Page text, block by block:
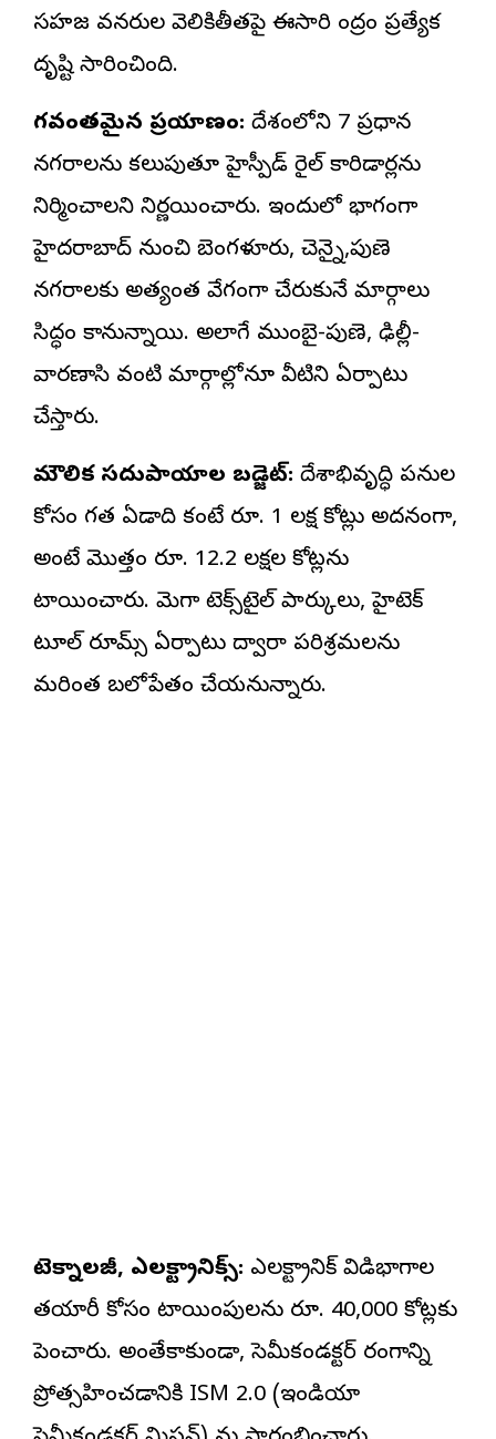
సహజ వనరుల వెలికితీతపై ఈసారి కేంద్రం ప్రత్యేక
దృష్టి సారించింది.
వేగవంతమైన ప్రయాణం: దేశంలోని 7 ప్రధాన
నగరాలను కలుపుతూ హైస్పీడ్ రైల్ కారిడార్లను
నిర్మించాలని నిర్ణయించారు. ఇందులో భాగంగా
హైదరాబాద్ నుంచి బెంగళూరు, చెన్నై,పుణె
నగరాలకు అత్యంత వేగంగా చేరుకునే మార్గాలు
సిద్ధం కానున్నాయి. అలాగే ముంబై-పుణె, ఢిల్లీ-
వారణాసి వంటి మార్గాల్లోనూ వీటిని ఏర్పాటు
చేస్తారు.
మౌలిక సదుపాయాల బడ్జెట్: దేశాభివృద్ధి పనుల
కోసం గత ఏడాది కంటే రూ. 1 లక్ష కోట్లు అదనంగా,
అంటే మొత్తం రూ. 12.2 లక్షల కోట్లను
కేటాయించారు. మెగా టెక్స్‌టైల్ పార్కులు, హైటెక్
టూల్ రూమ్స్ ఏర్పాటు ద్వారా పరిశ్రమలను
మరింత బలోపేతం చేయనున్నారు.
టెక్నాలజీ, ఎలక్ట్రానిక్స్: ఎలక్ట్రానిక్ విడిభాగాల
తయారీ కోసం కేటాయింపులను రూ. 40,000 కోట్లకు
పెంచారు. అంతేకాకుండా, సెమీకండక్టర్ రంగాన్ని
ప్రోత్సహించడానికి ISM 2.0 (ఇండియా